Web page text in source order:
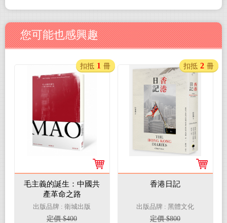
您可能也感興趣
毛主義的誕生：中國共
產革命之路
出版品牌 : 衛城出版
定價 $400
扣抵 1 冊
香港日記
出版品牌 : 黑體文化
定價 $800
扣抵 2 冊